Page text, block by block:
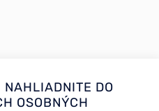
NAHLIADNITE DO
OSOBNÝCH